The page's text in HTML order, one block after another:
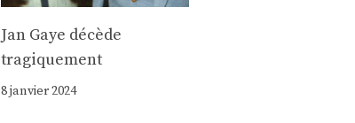
Jan Gaye décède
tragiquement
8 janvier 2024